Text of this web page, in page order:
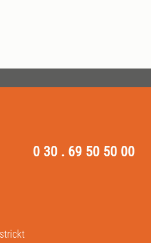
0 30 . 69 50 50 00